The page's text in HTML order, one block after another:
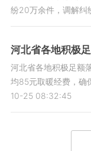
纷20万余件，调解纠
河北省各地积极
河北省各地积极足额
均85元取暖经费，确
10-25 08:32:45